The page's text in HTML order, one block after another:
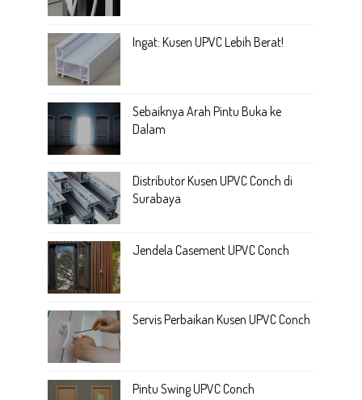
Ingat: Kusen UPVC Lebih Berat!
Sebaiknya Arah Pintu Buka ke
Dalam
Distributor Kusen UPVC Conch di
Surabaya
Jendela Casement UPVC Conch
Servis Perbaikan Kusen UPVC Conch
Pintu Swing UPVC Conch